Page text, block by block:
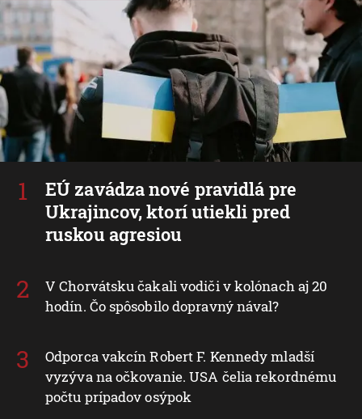
EÚ zavádza nové pravidlá pre
Ukrajincov, ktorí utiekli pred
ruskou agresiou
V Chorvátsku čakali vodiči v kolónach aj 20
hodín. Čo spôsobilo dopravný nával?
Odporca vakcín Robert F. Kennedy mladší
vyzýva na očkovanie. USA čelia rekordnému
počtu prípadov osýpok